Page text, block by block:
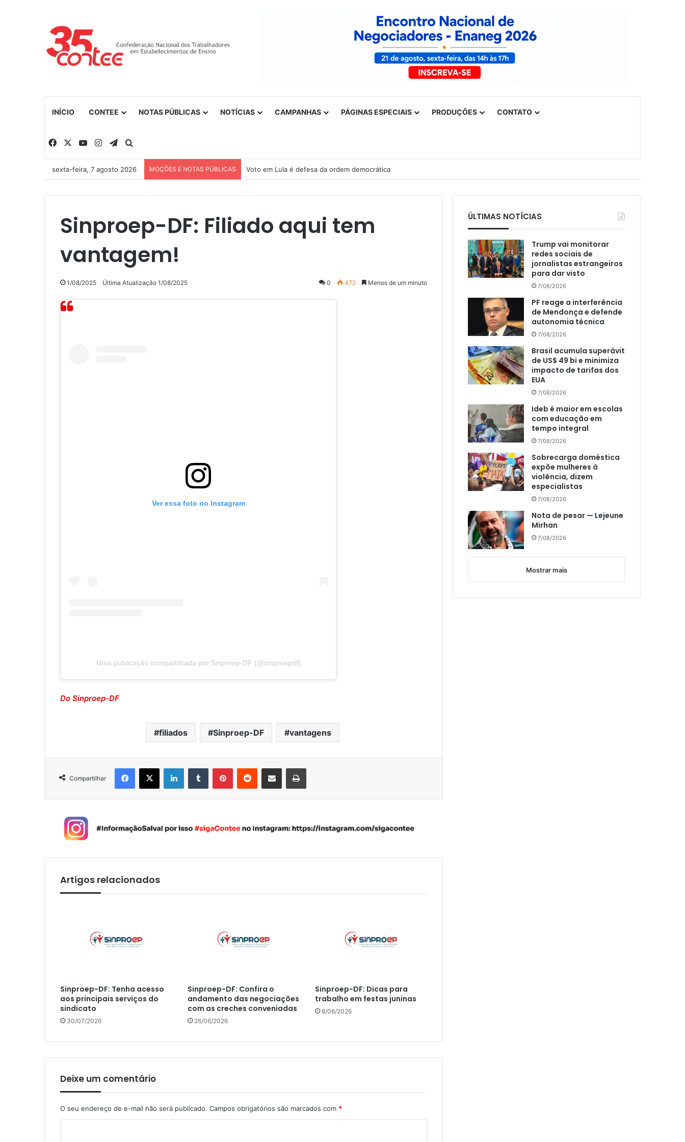
INÍCIO CONTEE NOTAS PÚBLICAS NOTÍCIAS CAMPANHAS PÁGINAS ESPECIAIS PRODUÇÕES CONTATO
Facebook YouTubeInstagramTelegram
sexta-feira, 7 agosto 2026 MOÇÕES E NOTAS PÚBLICAS Voto em Lula é defesa da ordem democrática
Sinproep-DF: Filiado aqui tem
vantagem!
1/08/2025 Última Atualização 1/08/2025 0 472 Menos de um minuto
Ver essa foto no Instagram
Uma publicação compartilhada por Sinproep-DF (@sinproepdf)
Do Sinproep-DF
filiados Sinproep-DF vantagens
Compartilhar
Artigos relacionados
Sinproep-DF: Tenha acesso
aos principais serviços do
sindicato
30/07/2026
Sinproep-DF: Confira o
andamento das negociações
com as creches conveniadas
26/06/2026
Sinproep-DF: Dicas para
trabalho em festas juninas
8/06/2026
Deixe um comentário
O seu endereço de e-mail não será publicado. Campos obrigatórios são marcados com *
ÚLTIMAS NOTÍCIAS
Trump vai monitorar
redes sociais de
jornalistas estrangeiros
para dar visto
7/08/2026
PF reage a interferência
de Mendonça e defende
autonomia técnica
7/08/2026
Brasil acumula superávit
de US$ 49 bi e minimiza
impacto de tarifas dos
EUA
7/08/2026
Ideb é maior em escolas
com educação em
tempo integral
7/08/2026
Sobrecarga doméstica
expõe mulheres à
violência, dizem
especialistas
7/08/2026
Nota de pesar — Lejeune
Mirhan
7/08/2026
Mostrar mais